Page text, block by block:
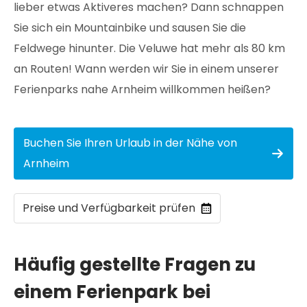
lieber etwas Aktiveres machen? Dann schnappen
Sie sich ein Mountainbike und sausen Sie die
Feldwege hinunter. Die Veluwe hat mehr als 80 km
an Routen! Wann werden wir Sie in einem unserer
Ferienparks nahe Arnheim willkommen heißen?
Buchen Sie Ihren Urlaub in der Nähe von
Arnheim
Preise und Verfügbarkeit prüfen
Häufig gestellte Fragen zu
einem Ferienpark bei